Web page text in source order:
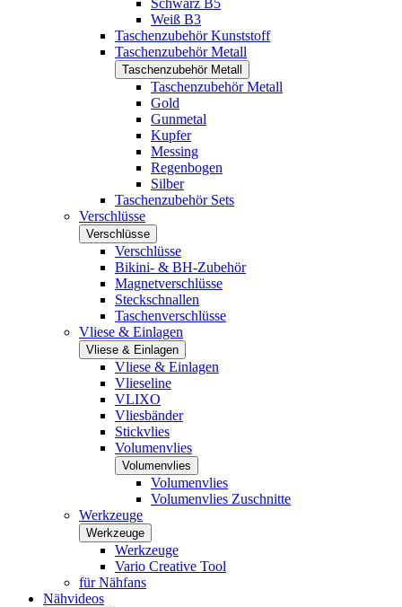
Schwarz B5
Weiß B3
Taschenzubehör Kunststoff
Taschenzubehör Metall
Taschenzubehör Metall
Taschenzubehör Metall
Gold
Gunmetal
Kupfer
Messing
Regenbogen
Silber
Taschenzubehör Sets
Verschlüsse
Verschlüsse
Verschlüsse
Bikini- & BH-Zubehör
Magnetverschlüsse
Steckschnallen
Taschenverschlüsse
Vliese & Einlagen
Vliese & Einlagen
Vliese & Einlagen
Vlieseline
VLIXO
Vliesbänder
Stickvlies
Volumenvlies
Volumenvlies
Volumenvlies
Volumenvlies Zuschnitte
Werkzeuge
Werkzeuge
Werkzeuge
Vario Creative Tool
für Nähfans
Nähvideos